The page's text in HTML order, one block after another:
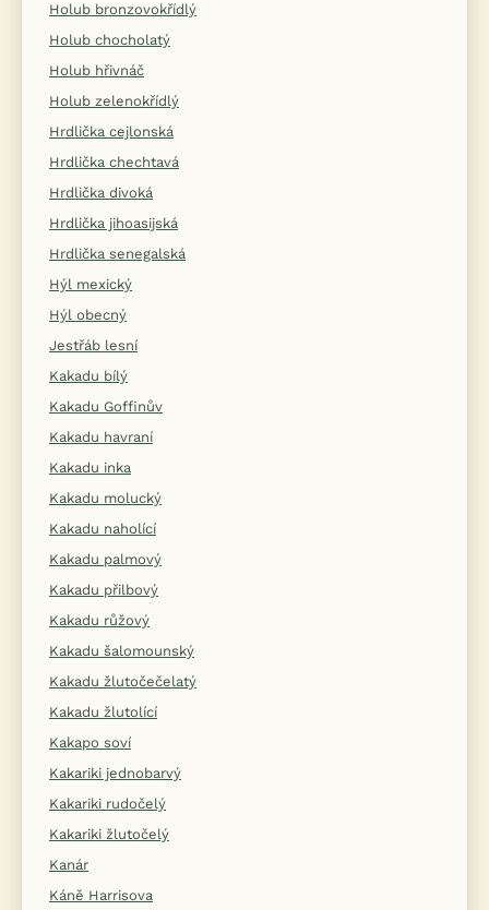
Holub bronzovokřídlý
Holub chocholatý
Holub hřivnáč
Holub zelenokřídlý
Hrdlička cejlonská
Hrdlička chechtavá
Hrdlička divoká
Hrdlička jihoasijská
Hrdlička senegalská
Hýl mexický
Hýl obecný
Jestřáb lesní
Kakadu bílý
Kakadu Goffinův
Kakadu havraní
Kakadu inka
Kakadu molucký
Kakadu naholící
Kakadu palmový
Kakadu přilbový
Kakadu růžový
Kakadu šalomounský
Kakadu žlutočečelatý
Kakadu žlutolící
Kakapo soví
Kakariki jednobarvý
Kakariki rudočelý
Kakariki žlutočelý
Kanár
Káně Harrisova